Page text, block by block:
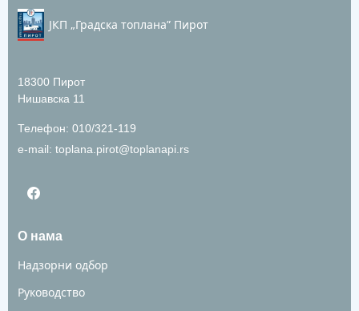
ЈКП „Градска топлана” Пирот
18300 Пирот
Нишавска 11
Телефон: 010/321-119
е-mail: toplana.pirot@toplanapi.rs
О нама
Надзорни одбор
Руководство